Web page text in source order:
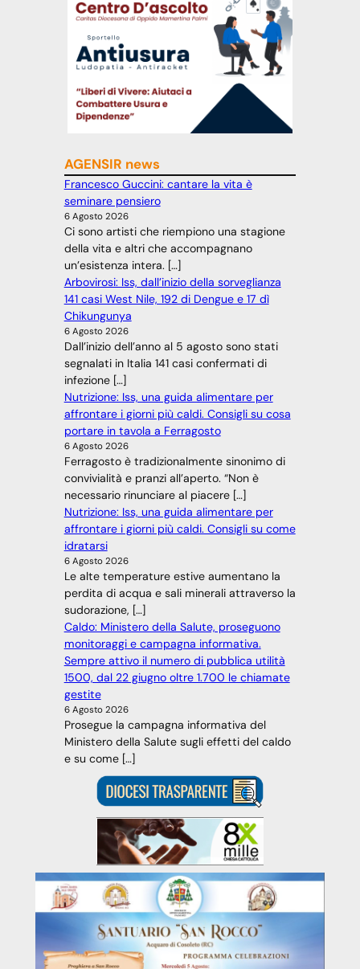
AGENSIR news
Francesco Guccini: cantare la vita è
seminare pensiero
6 Agosto 2026
Ci sono artisti che riempiono una stagione
della vita e altri che accompagnano
un’esistenza intera. […]
Arbovirosi: Iss, dall’inizio della sorveglianza
141 casi West Nile, 192 di Dengue e 17 dì
Chikungunya
6 Agosto 2026
Dall’inizio dell’anno al 5 agosto sono stati
segnalati in Italia 141 casi confermati di
infezione […]
Nutrizione: Iss, una guida alimentare per
affrontare i giorni più caldi. Consigli su cosa
portare in tavola a Ferragosto
6 Agosto 2026
Ferragosto è tradizionalmente sinonimo di
convivialità e pranzi all’aperto. “Non è
necessario rinunciare al piacere […]
Nutrizione: Iss, una guida alimentare per
affrontare i giorni più caldi. Consigli su come
idratarsi
6 Agosto 2026
Le alte temperature estive aumentano la
perdita di acqua e sali minerali attraverso la
sudorazione, […]
Caldo: Ministero della Salute, proseguono
monitoraggi e campagna informativa.
Sempre attivo il numero di pubblica utilità
1500, dal 22 giugno oltre 1.700 le chiamate
gestite
6 Agosto 2026
Prosegue la campagna informativa del
Ministero della Salute sugli effetti del caldo
e su come […]